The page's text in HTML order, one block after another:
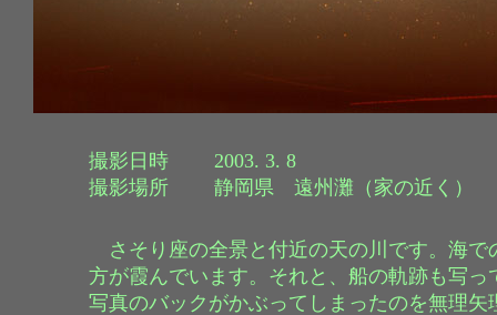
撮影日時 2003. 3. 8
撮影場所 静岡県 遠州灘（家の近く）
さそり座の全景と付近の天の川です。海で
方が霞んでいます。それと、船の軌跡も写っ
写真のバックがかぶってしまったのを無理矢